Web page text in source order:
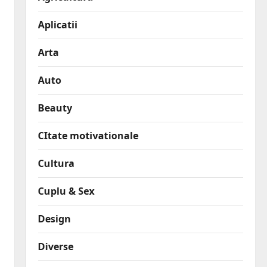
Aplicatii
Arta
Auto
Beauty
CItate motivationale
Cultura
Cuplu & Sex
Design
Diverse